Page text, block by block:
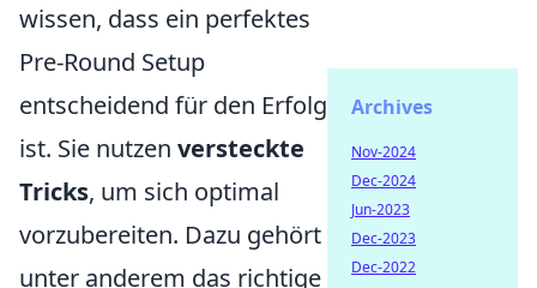
wissen, dass ein perfektes
Pre-Round Setup
entscheidend für den Erfolg
ist. Sie nutzen versteckte
Tricks, um sich optimal
vorzubereiten. Dazu gehört
unter anderem das richtige
Archives
Nov-2024
Dec-2024
Jun-2023
Dec-2023
Dec-2022